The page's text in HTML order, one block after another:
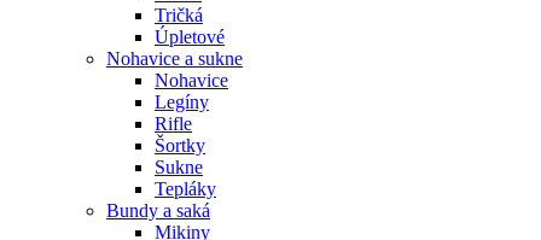
Tričká
Úpletové
Nohavice a sukne
Nohavice
Legíny
Rifle
Šortky
Sukne
Tepláky
Bundy a saká
Mikiny